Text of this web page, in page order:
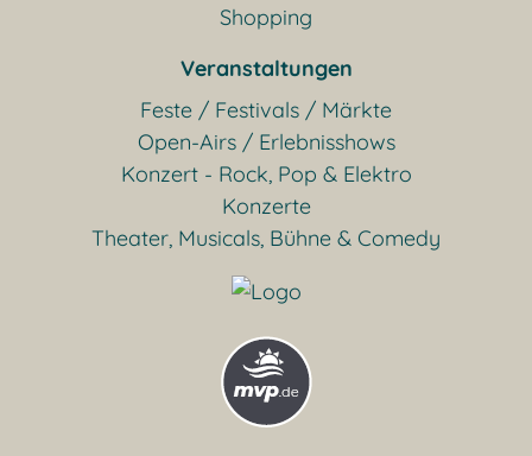
Shopping
Veranstaltungen
Feste / Festivals / Märkte
Open-Airs / Erlebnisshows
Konzert - Rock, Pop & Elektro
Konzerte
Theater, Musicals, Bühne & Comedy